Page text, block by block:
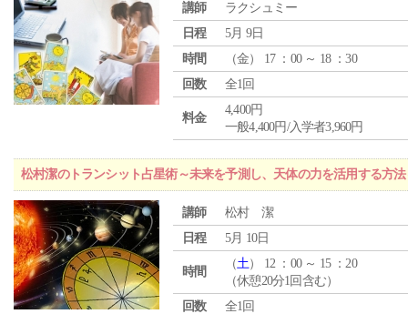
講師
ラクシュミー
日程
5月 9日
時間
（金） 17 ：00 ～ 18 ：30
回数
全1回
料金
4,400円
一般4,400円/入学者3,960円
松村潔のトランシット占星術～未来を予測し、天体の力を活用する方法
講師
松村 潔
日程
5月 10日
時間
（土） 12 ：00 ～ 15 ：20
（休憩20分1回含む）
回数
全1回